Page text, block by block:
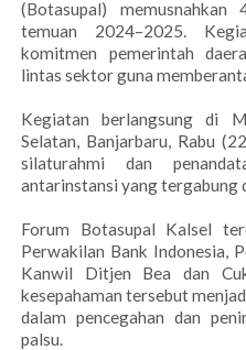
(Botasupal)
temuan 2024–2025.
komitmen pemerintah
lintas sektor guna
Kegiatan berlangsung di
Selatan, Banjarbaru, Rabu
silaturahmi dan
antarinstansi yang tergabung
Forum Botasupal Kalsel
Perwakilan Bank Indonesia,
Kanwil Ditjen Bea dan
kesepahaman tersebut
dalam pencegahan dan
palsu.